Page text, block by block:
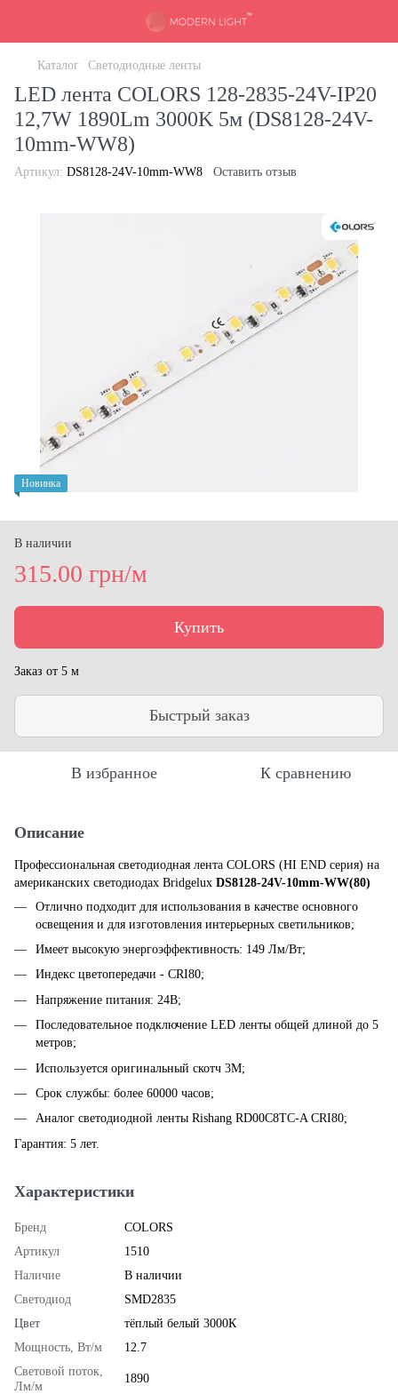
Каталог Светодиодные ленты
LED лента COLORS 128-2835-24V-IP20
12,7W 1890Lm 3000K 5м (DS8128-24V-
10mm-WW8)
Артикул: DS8128-24V-10mm-WW8 Оставить отзыв
Новинка
В наличии
315.00 грн/м
Купить
Заказ от 5 м
Быстрый заказ
В избранное К сравнению
Описание
Профессиональная светодиодная лента COLORS (HI END серия) на
американских светодиодах Bridgelux DS8128-24V-10mm-WW(80)
Отлично подходит для использования в качестве основного
освещения и для изготовления интерьерных светильников;
Имеет высокую энергоэффективность: 149 Лм/Вт;
Индекс цветопередачи - CRI80;
Напряжение питания: 24В;
Последовательное подключение LED ленты общей длиной до 5
метров;
Используется оригинальный скотч 3M;
Срок службы: более 60000 часов;
Аналог светодиодной ленты Rishang RD00C8TC-A CRI80;
Гарантия: 5 лет.
Характеристики
Бренд
COLORS
Артикул
1510
Наличие
В наличии
Светодиод
SMD2835
Цвет
тёплый белый 3000К
Мощность, Вт/м
12.7
Световой поток,
Лм/м
1890